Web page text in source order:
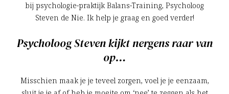
bij psychologie-praktijk Balans-Training, Psycholoog
Steven de Nie. Ik help je graag en goed verder!
Psycholoog Steven kijkt nergens raar van
op…
Misschien maak je je teveel zorgen, voel je je eenzaam,